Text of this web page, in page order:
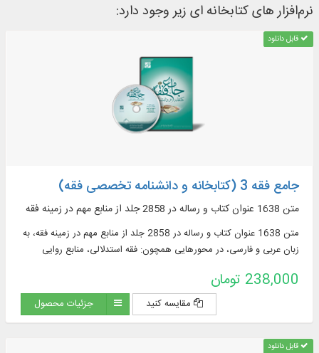
نرم‌افزار های کتابخانه ای زیر وجود دارد:
قابل دانلود
جامع فقه 3 (کتابخانه و دانشنامه تخصصی فقه)
متن 1638 عنوان کتاب و رساله در 2858 جلد از منابع مهم در زمينه فقه
متن 1638 عنوان کتاب و رساله در 2858 جلد از منابع مهم در زمينه فقه، به
زبان عربی و فارسی، در محورهایی همچون: فقه استدلالی، منابع روایی
مستحدثه، فقه مقارن ...
238,000 تومان
مقایسه کنید جزئیات محصول
قابل دانلود